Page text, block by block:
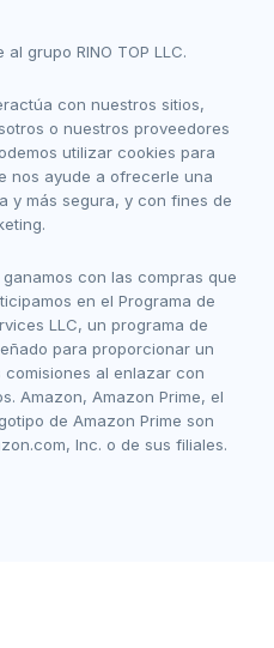
grupo RINO TOP LLC.
con nuestros sitios,
o nuestros proveedores
utilizar cookies para
nos ayude a ofrecerle una
y más segura, y con fines de
con las compras que
en el Programa de
LLC, un programa de
para proporcionar un
al enlazar con
Amazon, Amazon Prime, el
de Amazon Prime son
Inc. o de sus filiales.